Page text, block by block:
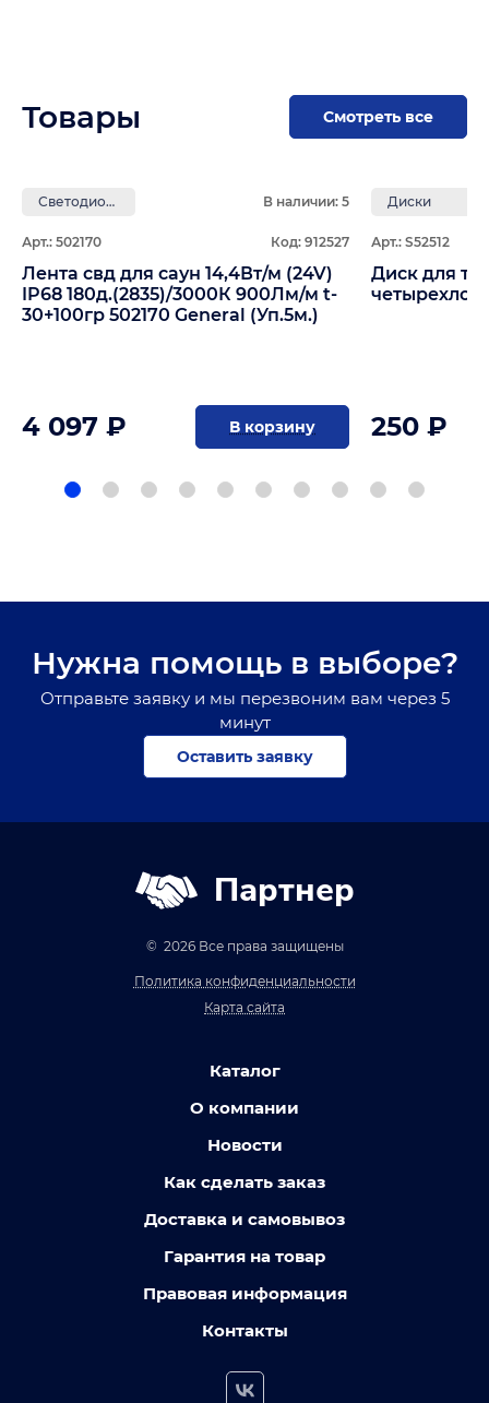
Товары Смотреть все
Светодиодная лента 24V для Бань и Саун В наличии: 5
Арт.: 502170 Код: 912527
Лента свд для саун 14,4Вт/м (24V)
IP68 180д.(2835)/3000К 900Лм/м t-
30+100гр 502170 General (Уп.5м.)
4 097 ₽ В корзину
Диски
Арт.: S52512
Диск для
250 ₽
Нужна помощь в выборе?
Отправьте заявку и мы перезвоним вам через 5
минут
Оставить заявку
Партнер
© 2026 Все права защищены
Политика конфиденциальности
Карта сайта
Каталог
О компании
Новости
Как сделать заказ
Доставка и самовывоз
Гарантия на товар
Правовая информация
Контакты